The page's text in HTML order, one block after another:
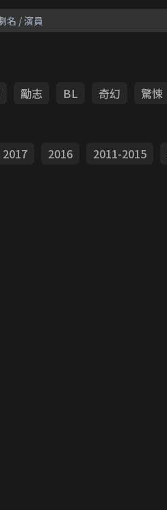
勵志 BL 奇幻 驚悚
2017 2016 2011-2015